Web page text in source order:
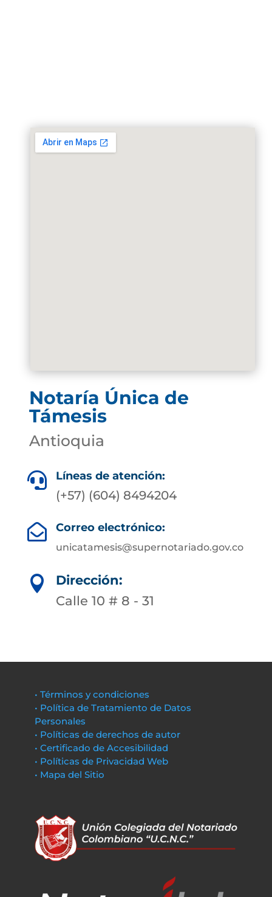
Notaría Única de
Támesis
Antioquia
 Líneas de atención:
(+57) (604) 8494204
 Correo electrónico:
unicatamesis@supernotariado.gov.co

Dirección:
Calle 10 # 8 - 31
• Términos y condiciones
• Política de Tratamiento de Datos
Personales
• Políticas de derechos de autor
• Certificado de Accesibilidad
• Políticas de Privacidad Web
• Mapa del Sitio